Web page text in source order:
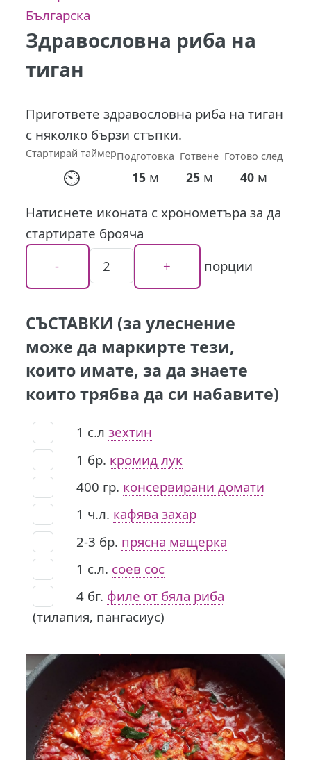
Българска
Здравословна риба на
тиган
Пригответе здравословна риба на тиган
Стартирай таймер
⏲
Подготовка
15 м
Готвене
25м
Готово след
40м
Натиснете иконата с хронометъра за да
стартирате брояча
порции
СЪСТАВКИ (за улеснение
може да маркирте тези,
които имате, за да знаете
които трябва да си набавите)
1 с.л зехтин
1 бр. кромид лук
400 гр. консервирани домати
1 ч.л. кафява захар
2-3 бр. прясна мащерка
1 с.л. соев сос
4 бг. филе от бяла риба
(тилапия, пангасиус)